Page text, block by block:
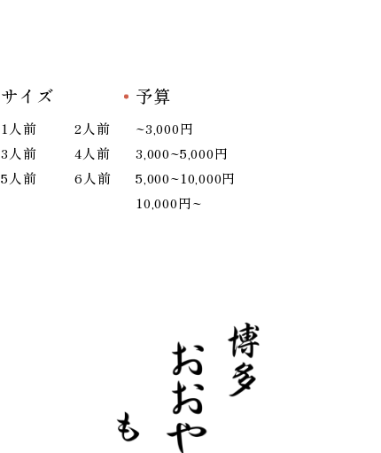
サイズ
1人前
2人前
3人前
4人前
5人前
6人前
予算
~3,000円
3,000~5,000円
5,000~10,000円
10,000円~